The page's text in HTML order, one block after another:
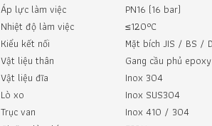
Áp lực làm việc
PN16 (16 bar)
Nhiệt độ làm việc ≤120°C
Kiểu kết nối
Mặt bích JIS / BS /
Vật liệu thân
Gang cầu phủ epoxy
Vật liệu đĩa
Inox 304
Lò xo
Inox SUS304
Trục van
Inox 410 / 304